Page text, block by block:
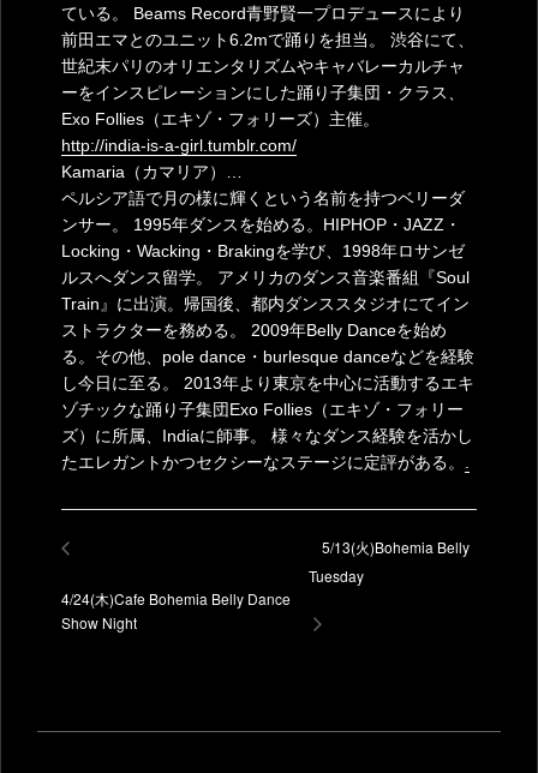
ている。 Beams Record青野賢一プロデュースにより
前田エマとのユニット6.2mで踊りを担当。 渋谷にて、
世紀末パリのオリエンタリズムやキャバレーカルチャ
ーをインスピレーションにした踊り子集団・クラス、
Exo Follies（エキゾ・フォリーズ）主催。
http://india-is-a-girl.tumblr.com/
Kamaria（カマリア）…
ペルシア語で月の様に輝くという名前を持つベリーダ
ンサー。 1995年ダンスを始める。HIPHOP・JAZZ・
Locking・Wacking・Brakingを学び、1998年ロサンゼ
ルスへダンス留学。 アメリカのダンス音楽番組『Soul
Train』に出演。帰国後、都内ダンススタジオにてイン
ストラクターを務める。 2009年Belly Danceを始め
る。その他、pole dance・burlesque danceなどを経験
し今日に至る。 2013年より東京を中心に活動するエキ
ゾチックな踊り子集団Exo Follies（エキゾ・フォリー
ズ）に所属、Indiaに師事。 様々なダンス経験を活かし
たエレガントかつセクシーなステージに定評がある。
4/24(木)Cafe Bohemia Belly Dance
Show Night
5/13(火)Bohemia Belly
Tuesday